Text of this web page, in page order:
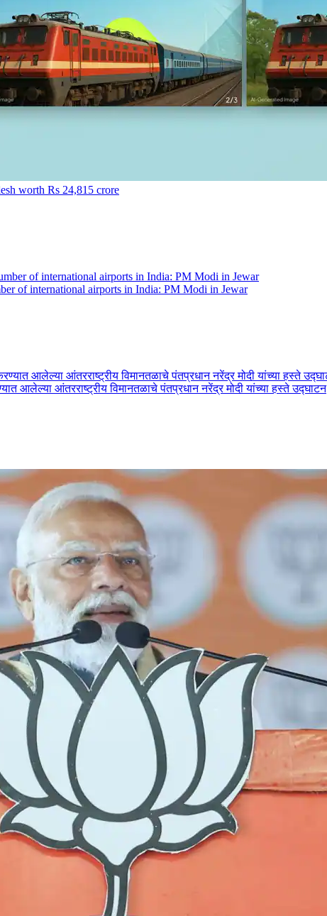
worth Rs 24,815 crore
of international airports in India: PM Modi in Jewar
आलेल्या आंतरराष्ट्रीय विमानतळाचे पंतप्रधान नरेंद्र मोदी यांच्या हस्ते उद्घाटन